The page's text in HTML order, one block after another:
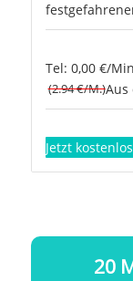
Tel: 0,00 €/
(2.94 €/M.)Aus
Jetzt
20